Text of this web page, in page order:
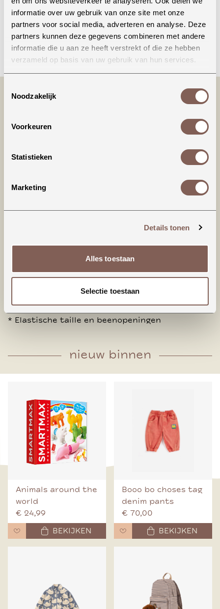
informatie over uw gebruik van onze site met onze
partners voor social media, adverteren en analyse. Deze
partners kunnen deze gegevens combineren met andere
informatie die u aan ze heeft verstrekt of die ze hebben
verzameld op basis van uw gebruik van hun services.
Noodzakelijk
Voorkeuren
Statistieken
Marketing
Details tonen
Alles toestaan
Selectie toestaan
Bellen
Productinformatie
Een klassiek design voor kleine gardarobes.
* Verstelbare bandjes met ruffles, houten
* Bandjes kunnen recht of gekruist gedragen
worden
* Elastische taille en beenopeningen
nieuw binnen
Animals around the
world
€ 24,99
BEKIJKEN
Booo bo choses tag
denim pants
€ 70,00
BEKIJKEN